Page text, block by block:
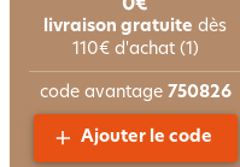
0€
livraison gratuite dès
110€ d'achat (1)
code avantage 750826
Ajouter le code